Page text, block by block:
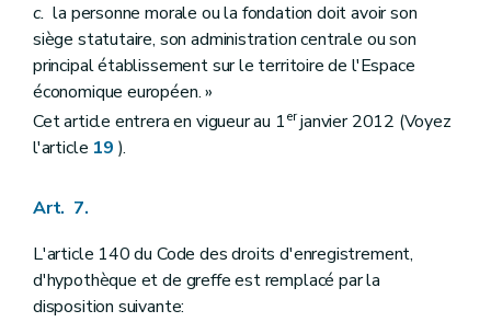
c. la personne morale ou la fondation doit avoir son
siège statutaire, son administration centrale ou son
principal établissement sur le territoire de l'Espace
économique européen. »
Cet article entrera en vigueur au 1erjanvier 2012 (Voyez
l'article 19 ).
Art. 7.
L'article 140 du Code des droits d'enregistrement,
d'hypothèque et de greffe est remplacé par la
disposition suivante: